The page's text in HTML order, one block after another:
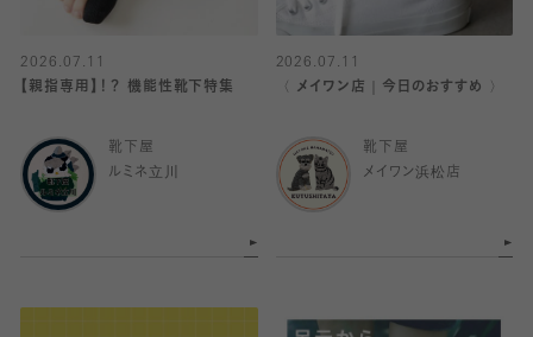
2026.07.11
【親指専用】！？ 機能性靴下特集
靴下屋
ルミネ立川
2026.07.11
〈 メイワン店｜今日のおすすめ 〉
靴下屋
メイワン浜松店